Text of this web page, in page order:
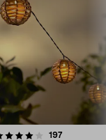
197
4.5av 5 stjerner